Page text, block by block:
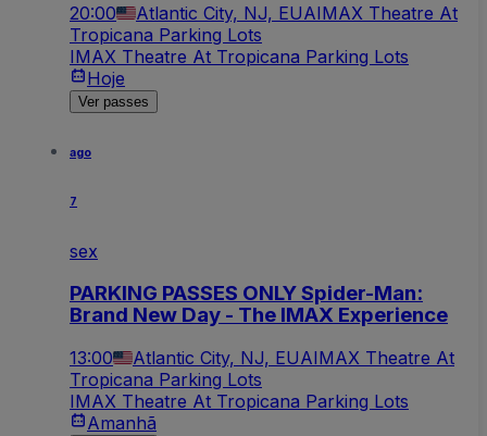
20:00 Atlantic City, NJ, EUAIMAX Theatre At
Tropicana Parking Lots
IMAX Theatre At Tropicana Parking Lots
Hoje
Ver passes
ago
7
sex
PARKING PASSES ONLY Spider-Man:
Brand New Day - The IMAX Experience
13:00 Atlantic City, NJ, EUAIMAX Theatre At
Tropicana Parking Lots
IMAX Theatre At Tropicana Parking Lots
Amanhã